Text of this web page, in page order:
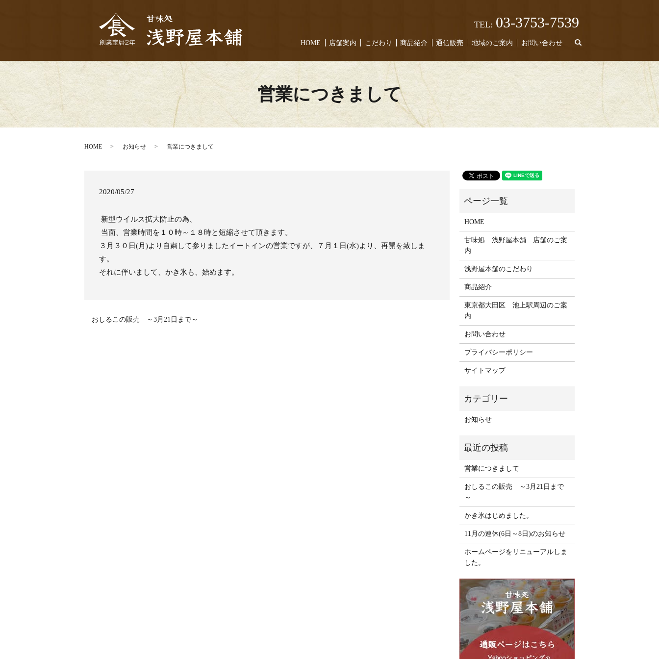
TEL: 03-3753-7539
HOME 店舗案内 こだわり 商品紹介 通信販売 地域のご案内 お問い合わせ
営業につきまして
HOME お知らせ 営業につきまして
2020/05/27
新型ウイルス拡大防止の為、
当面、営業時間を１０時～１８時と短縮させて頂きます。
３月３０日(月)より自粛して参りましたイートインの営業ですが、７月１日(水)より、再開を致しま
す。
それに伴いまして、かき氷も、始めます。
おしるこの販売 ～3月21日まで～
HOME
甘味処 浅野屋本舗 店舗のご案
内
浅野屋本舗のこだわり
商品紹介
東京都大田区 池上駅周辺のご案
内
お問い合わせ
プライバシーポリシー
サイトマップ
お知らせ
営業につきまして
おしるこの販売 ～3月21日まで
～
かき氷はじめました。
11月の連休(6日～8日)のお知らせ
ホームページをリニューアルしま
した。